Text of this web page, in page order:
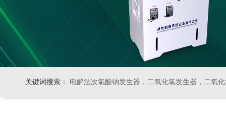
关键词搜索： 电解法次氯酸钠发生器，二氧化氯发生器，二氧化氯投加器，缓释消毒器